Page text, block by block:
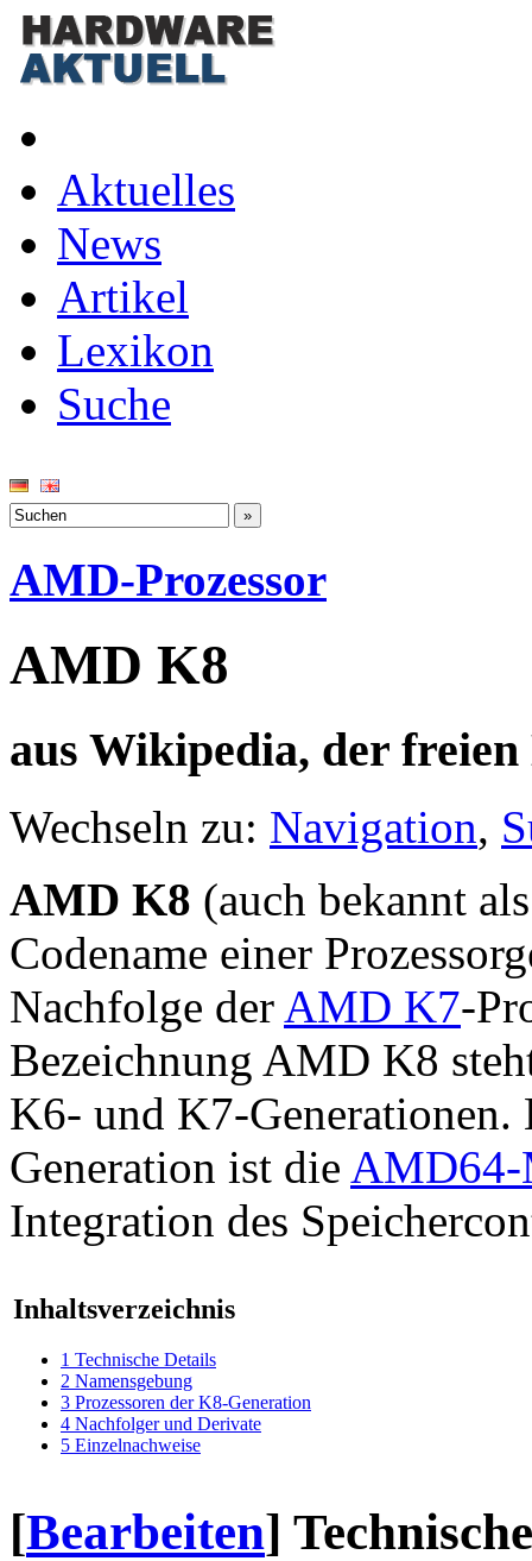
Aktuelles
News
Artikel
Lexikon
Suche
AMD-Prozessor
AMD K8
aus Wikipedia, der
Wechseln zu: Navigation,
AMD K8 (auch bekannt
Codename einer
Nachfolge der AMD K7-
Bezeichnung AMD K8
K6- und K7-Generationen.
Generation ist die AMD64-
Integration des
Inhaltsverzeichnis
1 Technische Details
2 Namensgebung
3 Prozessoren der K8-Generation
4 Nachfolger und Derivate
5 Einzelnachweise
[Bearbeiten]